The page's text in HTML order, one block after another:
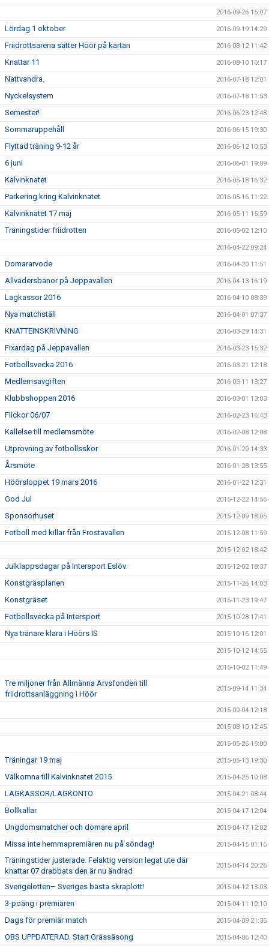
2016-09-26 15:07
Lördag 1 oktober 2016-09-19 14:29
Friidrottsarena sätter Höör på kartan 2016-08-12 11:42
Knattar 11 2016-08-10 16:17
Nattvandra. 2016-07-18 12:01
Nyckelsystem 2016-07-18 11:53
Semester! 2016-06-23 12:48
Sommaruppehåll 2016-06-15 19:30
Flyttad träning 9-12 år 2016-06-12 10:53
6 juni 2016-06-01 19:09
Kalvinknatet 2016-05-18 16:32
Parkering kring Kalvinknatet 2016-05-16 11:22
Kalvinknatet 17 maj 2016-05-11 15:59
Träningstider friidrotten 2016-05-02 12:10
2016-04-22 09:24
Domararvode 2016-04-20 11:51
Allvädersbanor på Jeppavallen 2016-04-13 16:19
Lagkassor 2016 2016-04-10 08:39
Nya matchställ 2016-04-01 07:37
KNATTEINSKRIVNING 2016-03-29 14:31
Fixardag på Jeppavallen 2016-03-23 15:32
Fotbollsvecka 2016 2016-03-21 12:18
Medlemsavgiften 2016-03-11 13:27
Klubbshoppen 2016 2016-03-01 13:03
Flickor 06/07 2016-02-23 16:43
Kallelse till medlemsmöte 2016-02-08 12:08
Utprovning av fotbollsskor 2016-01-29 14:33
Årsmöte 2016-01-28 13:55
Höörsloppet 19 mars 2016 2016-01-22 12:31
God Jul 2015-12-22 14:56
Sponsorhuset 2015-12-09 18:05
Fotboll med killar från Frostavallen 2015-12-08 11:59
2015-12-02 18:42
Julklappsdagar på Intersport Eslöv 2015-12-02 18:37
Konstgräsplanen 2015-11-26 14:03
Konstgräset 2015-11-23 19:47
Fotbollsvecka på Intersport 2015-10-28 17:41
Nya tränare klara i Höörs IS 2015-10-16 12:01
2015-10-12 14:55
2015-10-02 11:49
Tre miljoner från Allmänna Arvsfonden till
friidrottsanläggning i Höör
2015-09-14 11:34
2015-09-04 12:18
2015-08-10 12:45
2015-05-26 15:00
Träningar 19 maj 2015-05-13 19:30
Välkomna till Kalvinknatet 2015 2015-04-25 10:08
LAGKASSOR/LAGKONTO 2015-04-21 08:44
Bollkallar 2015-04-17 12:04
Ungdomsmatcher och domare april 2015-04-17 12:02
Missa inte hemmapremiären nu på söndag! 2015-04-15 01:16
Träningstider justerade. Felaktig version legat ute där
knattar 07 drabbats den är nu ändrad
2015-04-14 20:26
Sverigelotten– Sveriges bästa skraplott! 2015-04-12 13:03
3-poäng i premiären 2015-04-11 10:10
Dags för premiär match 2015-04-09 21:35
OBS UPPDATERAD. Start Grässäsong 2015-04-06 12:40